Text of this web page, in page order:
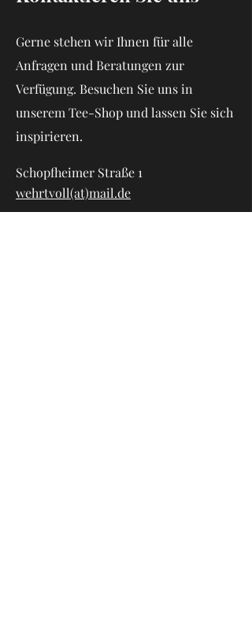
Gerne stehen wir Ihnen für alle
Anfragen und Beratungen zur
Verfügung. Besuchen Sie uns in
unserem Tee-Shop und lassen Sie sich
inspirieren.
Schopfheimer Straße 1
wehrtvoll(at)mail.de
+49 (0) 7762 565 1118